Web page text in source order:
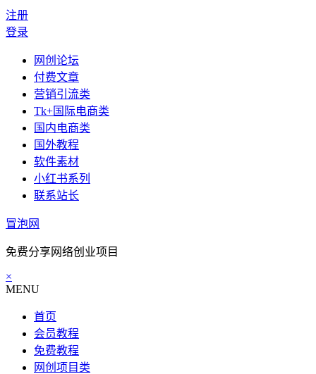
注册
登录
网创论坛
付费文章
营销引流类
Tk+国际电商类
国内电商类
国外教程
软件素材
小红书系列
联系站长
冒泡网
免费分享网络创业项目
×
MENU
首页
会员教程
免费教程
网创项目类